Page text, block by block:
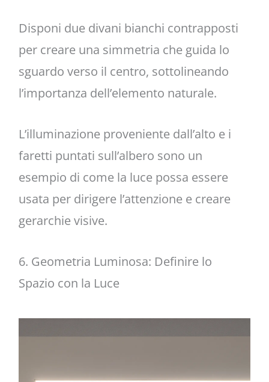
Disponi due divani bianchi contrapposti
per creare una simmetria che guida lo
sguardo verso il centro, sottolineando
l’importanza dell’elemento naturale.
L’illuminazione proveniente dall’alto e i
faretti puntati sull’albero sono un
esempio di come la luce possa essere
usata per dirigere l’attenzione e creare
gerarchie visive.
6. Geometria Luminosa: Definire lo
Spazio con la Luce